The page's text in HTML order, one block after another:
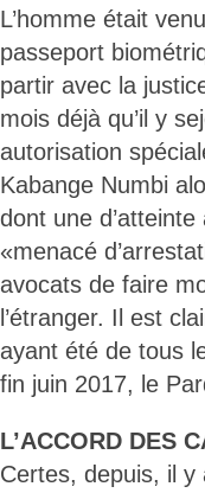
L’homme était
passeport
partir avec la
mois déjà qu’il y
autorisation
Kabange Numbi
dont une
«menacé
avocats de faire
l’étranger. Il est
ayant été de tous
fin juin 2017, le
L’ACCORD DES
Certes, depuis, il y